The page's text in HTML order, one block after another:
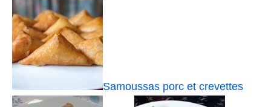
Samoussas porc et crevettes